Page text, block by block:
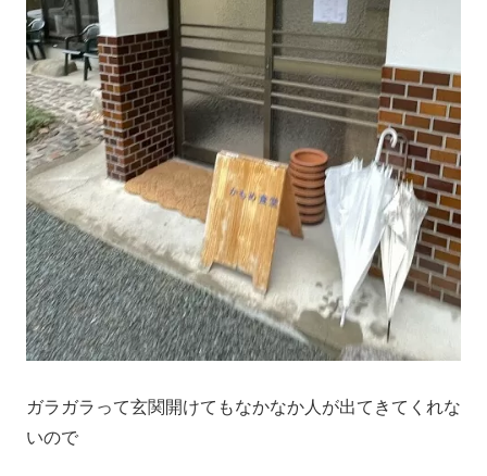
ガラガラって玄関開けてもなかなか人が出てきてくれな
いので